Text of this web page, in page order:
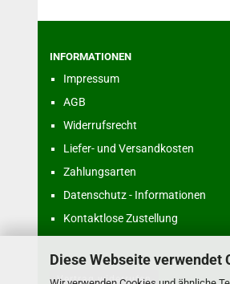
Diese Webseite verwendet
INFORMATIONEN
Impressum
AGB
Widerrufsrecht
Liefer- und Versandkosten
Zahlungsarten
Datenschutz - Informationen
Kontaktlose Zustellung
Vertrag widerrufen